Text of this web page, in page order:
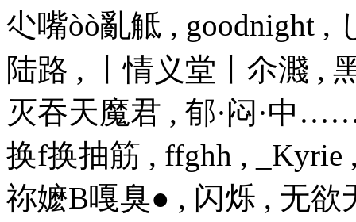
尐嘴òò亂觝 , goodnight ,
陆路 , 丨情义堂丨尒濺 ,
灭吞天魔君 , 郁·闷·中
换f换抽筋 , ffghh ,
祢嬷Β嘎臭● , 闪烁 , 无欲